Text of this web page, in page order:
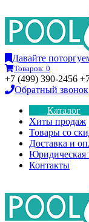
Давайте
Товаров: 0
+7 (499) 390-2456
Обратный звонок
Каталог
Хиты продаж
Товары со
Доставка и
Юридическая
Контакты